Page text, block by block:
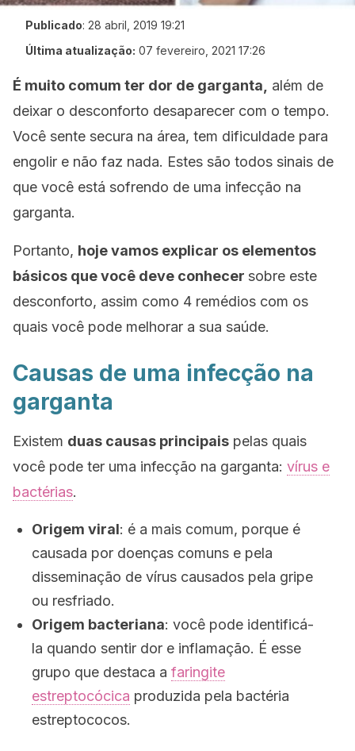
Publicado: 28 abril, 2019 19:21
Última atualização: 07 fevereiro, 2021 17:26
É muito comum ter dor de garganta,
além de
deixar o desconforto desaparecer com o tempo.
Você sente secura na área, tem dificuldade para
engolir e não faz nada. Estes são todos sinais de
que você está sofrendo de uma infecção na
garganta.
Portanto, hoje vamos explicar os elementos
básicos que você deve conhecer sobre este
desconforto, assim como 4 remédios com os
quais você pode melhorar a sua saúde.
Causas de uma infecção na
garganta
Existem duas causas principais pelas quais
você pode ter uma infecção na garganta: vírus e
bactérias.
Origem viral: é a mais comum, porque é
causada por doenças comuns e pela
disseminação de vírus causados ​​pela gripe
ou resfriado.
Origem bacteriana: você pode identificá-
la quando sentir dor e inflamação. É esse
grupo que destaca a faringite
estreptocócica produzida pela bactéria
estreptococos.